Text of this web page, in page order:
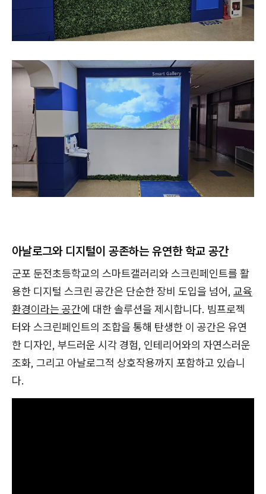
아날로그와 디지털이 공존하는 유연한 학교 공간
군포 둔전초등학교의 스마트갤러리와 스크린페인트를 활
용한 디지털 스크린 공간은 단순한 장비 도입을 넘어, 교육
환경이라는 공간에 대한 솔루션을 제시합니다. 빔프로젝
터와 스크린페인트의 조합을 통해 탄생한 이 공간은 유연
한 디자인, 부드러운 시각 경험, 인테리어와의 자연스러운
조화, 그리고 아날로그적 상호작용까지 포함하고 있습니
다.